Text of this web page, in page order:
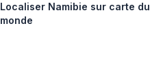
Localiser Namibie sur carte du
monde